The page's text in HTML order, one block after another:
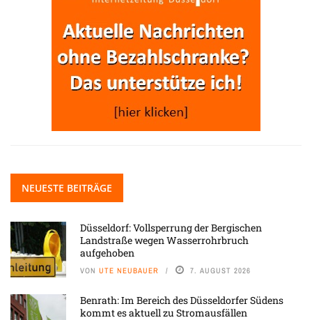
NEUESTE BEITRÄGE
Düsseldorf: Vollsperrung der Bergischen
Landstraße wegen Wasserrohrbruch
aufgehoben
VON UTE NEUBAUER 7. AUGUST 2026
Benrath: Im Bereich des Düsseldorfer Südens
kommt es aktuell zu Stromausfällen